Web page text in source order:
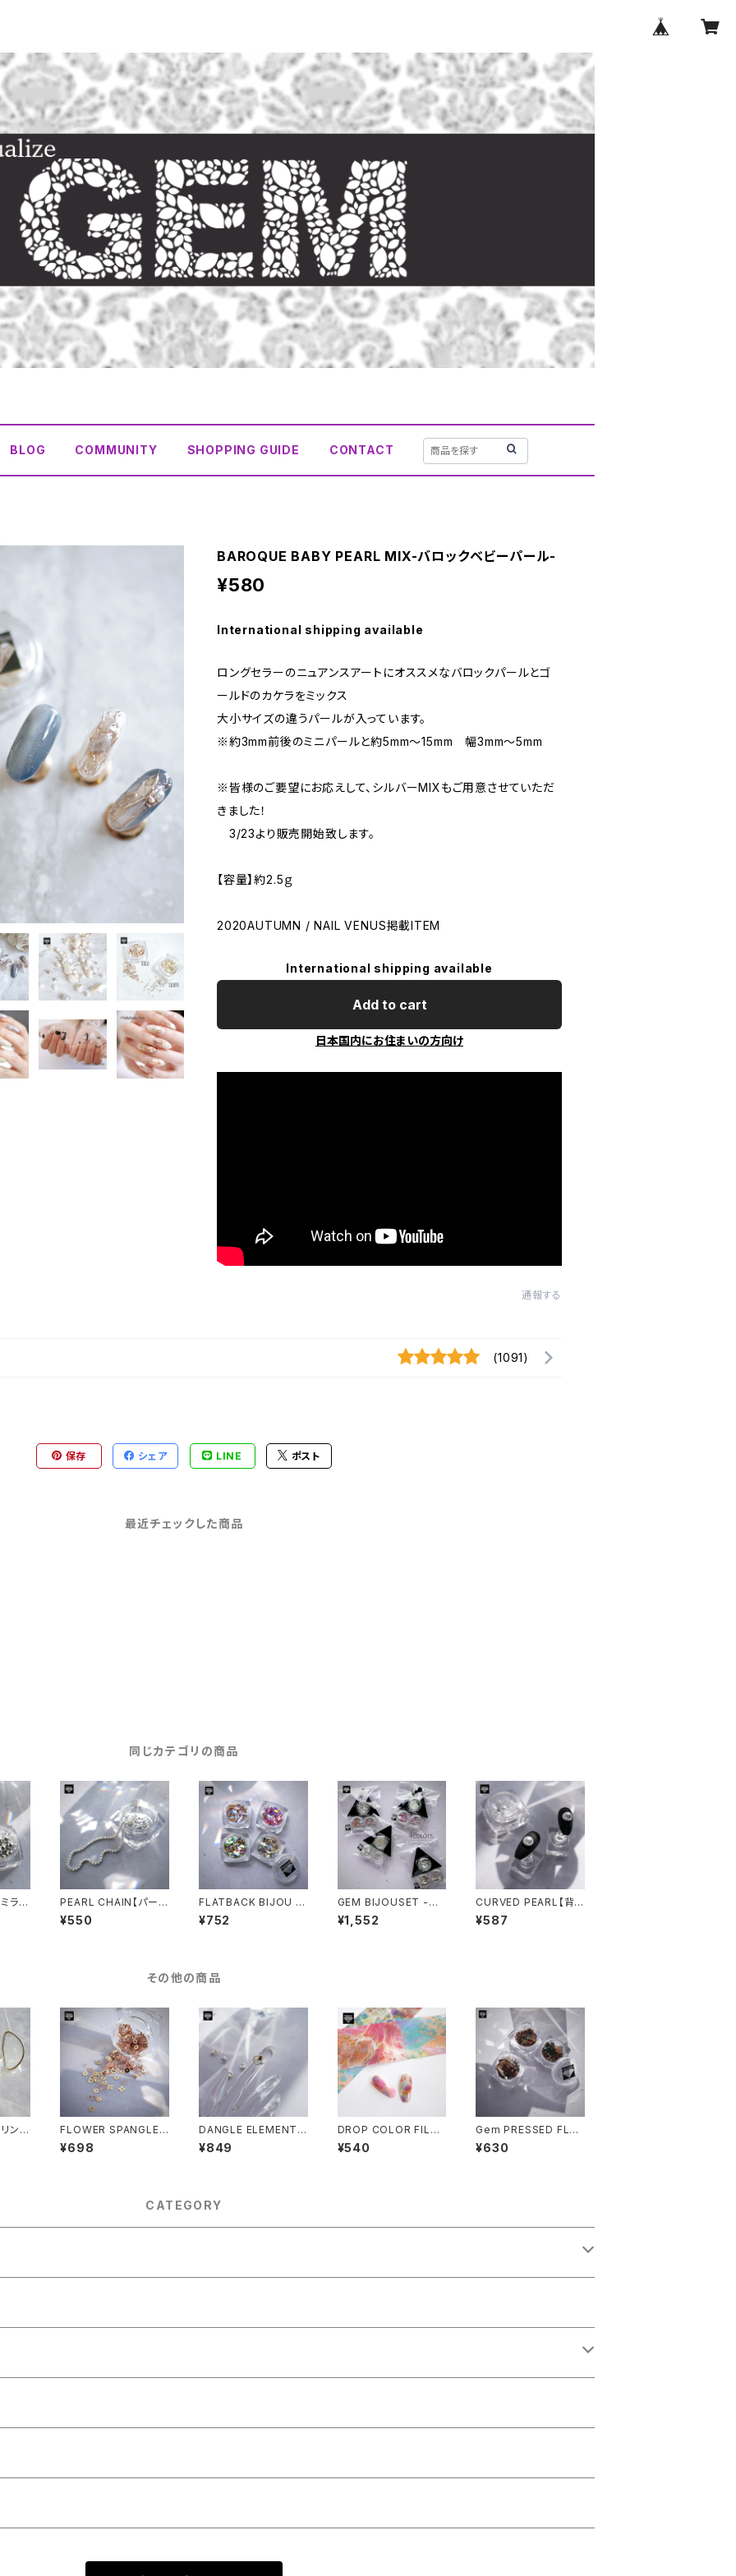
BLOG COMMUNITY SHOPPING GUIDE CONTACT
BAROQUE BABY PEARL MIX-バロックベビーパール-
¥580
International shipping available
ロングセラーのニュアンスアートにオススメなバロックパールとゴ
ールドのカケラをミックス
大小サイズの違うパールが入っています。
※約3mm前後のミニパールと約5mm〜15mm 幅3mm〜5mm
※皆様のご要望にお応えして、シルバーMIXもご用意させていただ
きました！
3/23より販売開始致します。
【容量】約2.5ｇ
2020AUTUMN / NAIL VENUS掲載ITEM
International shipping available
Add to cart
日本国内にお住まいの方向け
通報する
(1091)
保存 シェア LINE ポスト
最近チェックした商品
同じカテゴリの商品
ラー
PEARL CHAIN【パール
チェーン】
¥550
FLATBACK BIJOU -
フラットバックビジュ-
¥752
GEM BIJOUSET -ジ
ェムビジューセット-
¥1,552
CURVED PEARL【背
面カーブパール】
¥587
その他の商品
ング
FLOWER SPANGLE
MIX【フラワースパンコ
ールミックス】
¥698
DANGLE ELEMENTS
/ O TYPE【ダングルエ
レメンツ / O】
¥849
DROP COLOR FILM
-ドロップカラーフィル
ム-
¥540
Gem PRESSED FLO
WERS SPIREA -コデ
マリ-
¥630
CATEGORY